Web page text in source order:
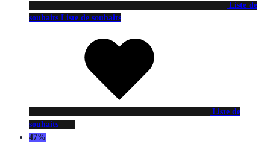
Liste de
souhaits Liste de souhaits
Liste de
souhaits
47%